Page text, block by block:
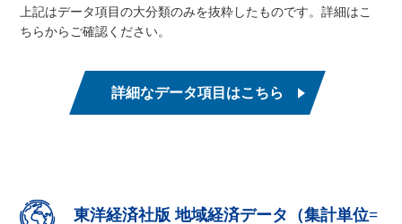
上記はデータ項目の大分類のみを抜粋したものです。詳細はこ
ちらからご確認ください。
詳細なデータ項目はこちら
東洋経済社版 地域経済データ（集計単位=